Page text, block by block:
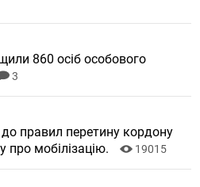
860 осіб особового
3
правил перетину кордону
про мобілізацію.
19015